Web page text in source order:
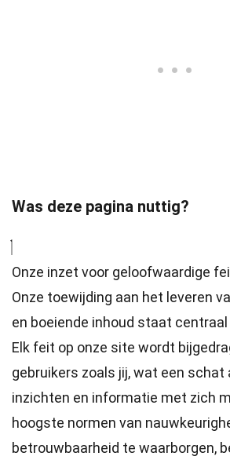
Was deze pagina nuttig?
Onze inzet voor geloofwaardige
Onze toewijding aan het leveren
en boeiende inhoud staat
Elk feit op onze site wordt
gebruikers zoals jij, wat een schat
inzichten en informatie met zich
hoogste normen van
betrouwbaarheid te waarborgen,